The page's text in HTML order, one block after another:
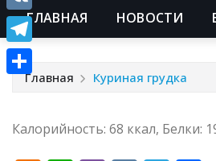
ГЛАВНАЯ НОВОСТИ
Главная Куриная грудка
Калорийность: 68 ккал, Белки:
VK
Telegram
Отправить